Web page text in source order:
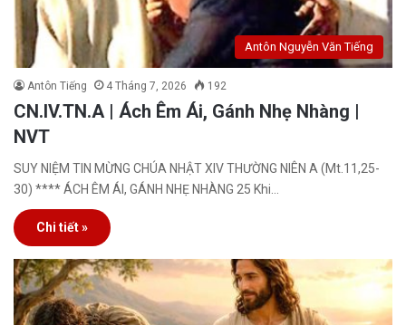
Antôn Nguyễn Văn Tiếng
Antôn Tiếng 4 Tháng 7, 2026 192
CN.IV.TN.A | Ách Êm Ái, Gánh Nhẹ Nhàng |
NVT
SUY NIỆM TIN MỪNG CHÚA NHẬT XIV THƯỜNG NIÊN A (Mt.11,25-
30) **** ÁCH ÊM ÁI, GÁNH NHẸ NHÀNG 25 Khi…
Chi tiết »